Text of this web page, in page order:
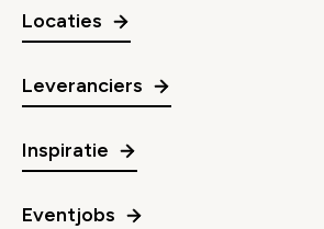
Locaties
Leveranciers
Inspiratie
Eventjobs